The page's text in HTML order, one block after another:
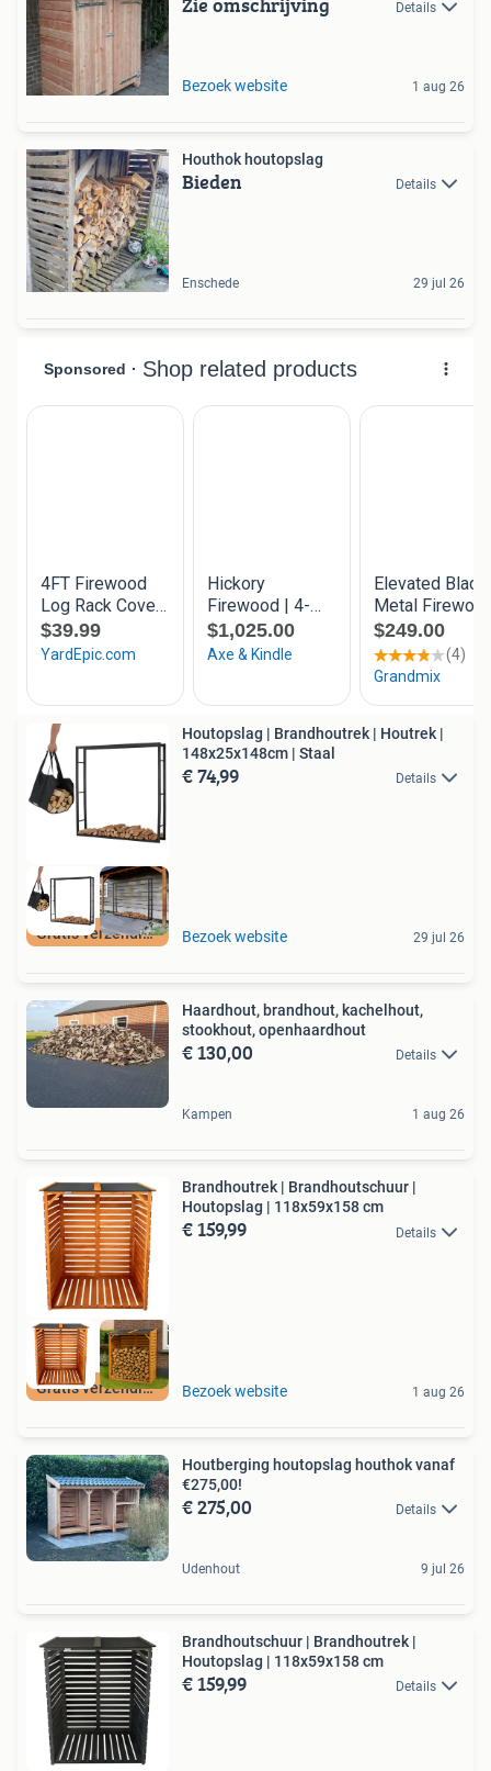
Details
Bezoek website 1 aug 26
Houthok houtopslag
Bieden Details
Enschede 29 jul 26
Gratis verzending
Houtopslag | Brandhoutrek | Houtrek |
148x25x148cm | Staal
€ 74,99 Details
Bezoek website 29 jul 26
Haardhout, brandhout, kachelhout,
stookhout, openhaardhout
€ 130,00 Details
Kampen 1 aug 26
Gratis verzending
Brandhoutrek | Brandhoutschuur |
Houtopslag | 118x59x158 cm
€ 159,99 Details
Bezoek website 1 aug 26
Houtberging houtopslag houthok vanaf
€275,00!
€ 275,00 Details
Udenhout 9 jul 26
Brandhoutschuur | Brandhoutrek |
Houtopslag | 118x59x158 cm
€ 159,99 Details